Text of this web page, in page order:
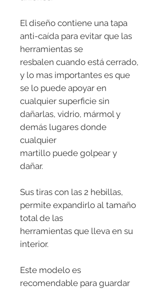
El diseño contiene una tapa
anti-caída para evitar que las
herramientas se
resbalen cuando está cerrado,
y lo mas importantes es que
se lo puede apoyar en
cualquier superficie sin
dañarlas, vidrio, mármol y
demás lugares donde
cualquier
martillo puede golpear y
dañar.
Sus tiras con las 2 hebillas,
permite expandirlo al tamaño
total de las
herramientas que lleva en su
interior.
Este modelo es
recomendable para guardar